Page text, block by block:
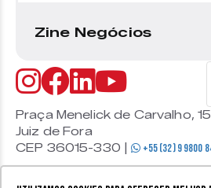
Zine Negócios
Praça Menelick de Carvalho,
Juiz de Fora
CEP 36015-330 |
+55 (32) 9 9800